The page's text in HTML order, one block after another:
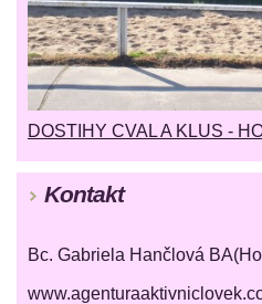
DOSTIHY CVAL A KLUS -
Kontakt
Bc. Gabriela Hančlová